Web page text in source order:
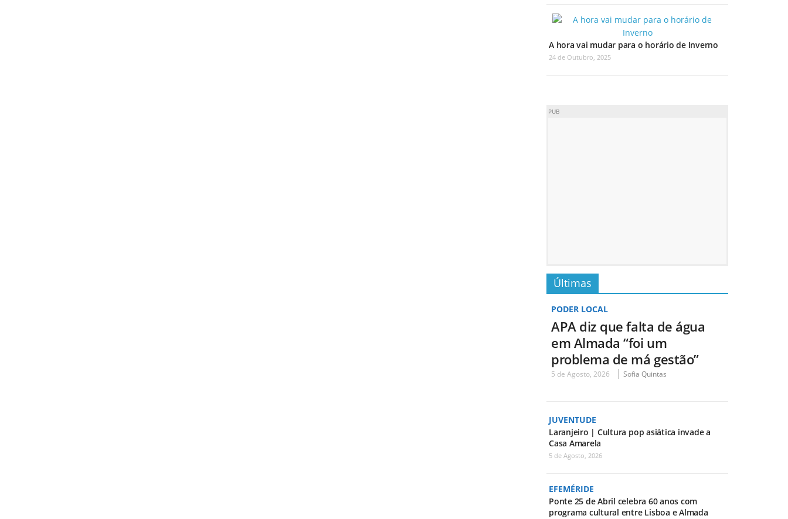
A hora vai mudar para o horário de Inverno
24 de Outubro, 2025
PUB
Últimas
PODER LOCAL
APA diz que falta de água
em Almada “foi um
problema de má gestão”
5 de Agosto, 2026 Sofia Quintas
JUVENTUDE
Laranjeiro | Cultura pop asiática invade a
Casa Amarela
5 de Agosto, 2026
EFEMÉRIDE
Ponte 25 de Abril celebra 60 anos com
programa cultural entre Lisboa e Almada